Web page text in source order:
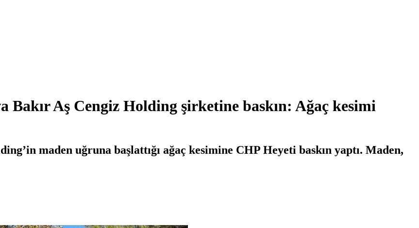
Bakır Aş Cengiz Holding şirketine baskın: Ağaç kesimi
maden uğruna başlattığı ağaç kesimine CHP Heyeti baskın yaptı. Maden,